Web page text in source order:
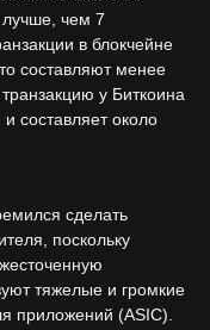
лучше, чем 7
в блокчейне
составляют менее
у Биткоина
составляет около
сделать
поскольку
тяжелые и громкие
приложений (ASIC).